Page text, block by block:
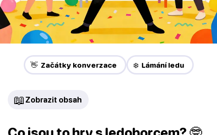
👋 Začátky konverzace ❄️ Lámání ledu
📖 Zobrazit obsah